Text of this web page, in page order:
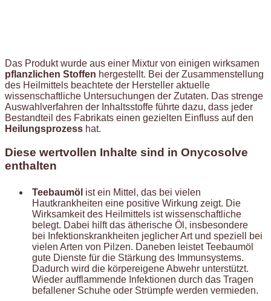
Das Produkt wurde aus einer Mixtur von einigen wirksamen
pflanzlichen Stoffen hergestellt. Bei der Zusammenstellung
des Heilmittels beachtete der Hersteller aktuelle
wissenschaftliche Untersuchungen der Zutaten. Das strenge
Auswahlverfahren der Inhaltsstoffe führte dazu, dass jeder
Bestandteil des Fabrikats einen gezielten Einfluss auf den
Heilungsprozess hat.
Diese wertvollen Inhalte sind in Onycosolve
enthalten
Teebaumöl ist ein Mittel, das bei vielen
Hautkrankheiten eine positive Wirkung zeigt. Die
Wirksamkeit des Heilmittels ist wissenschaftliche
belegt. Dabei hilft das ätherische Öl, insbesondere
bei Infektionskrankheiten jeglicher Art und speziell bei
vielen Arten von Pilzen. Daneben leistet Teebaumöl
gute Dienste für die Stärkung des Immunsystems.
Dadurch wird die körpereigene Abwehr unterstützt.
Wieder aufflammende Infektionen durch das Tragen
befallener Schuhe oder Strümpfe werden vermieden.